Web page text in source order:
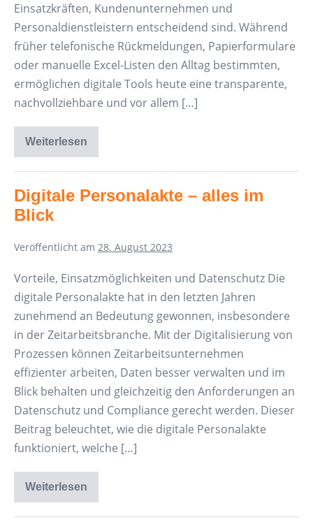
Einsatzkräften, Kundenunternehmen und
Personaldienstleistern entscheidend sind. Während
früher telefonische Rückmeldungen, Papierformulare
oder manuelle Excel-Listen den Alltag bestimmten,
ermöglichen digitale Tools heute eine transparente,
nachvollziehbare und vor allem […]
Weiterlesen
Digitale
Einsatzrückmeldung
Digitale Personalakte – alles im
Blick
Veröffentlicht am 28. August 2023
Vorteile, Einsatzmöglichkeiten und Datenschutz Die
digitale Personalakte hat in den letzten Jahren
zunehmend an Bedeutung gewonnen, insbesondere
in der Zeitarbeitsbranche. Mit der Digitalisierung von
Prozessen können Zeitarbeitsunternehmen
effizienter arbeiten, Daten besser verwalten und im
Blick behalten und gleichzeitig den Anforderungen an
Datenschutz und Compliance gerecht werden. Dieser
Beitrag beleuchtet, wie die digitale Personalakte
funktioniert, welche […]
Weiterlesen
Digitale
Personalakte
–